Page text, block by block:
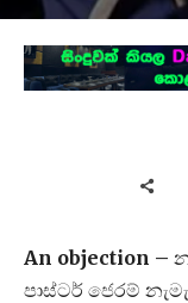
An objection –
පාස්ටර් ජෙරම්